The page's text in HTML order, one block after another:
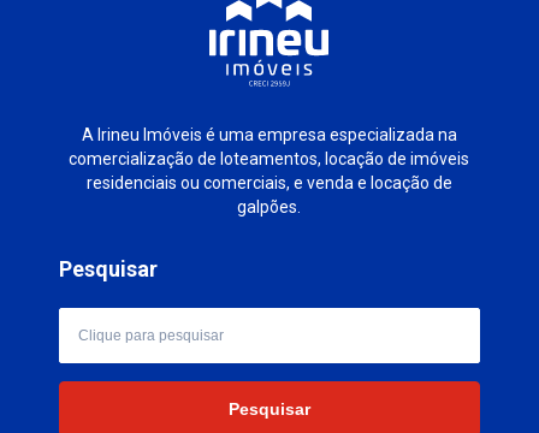
A Irineu Imóveis é uma empresa especializada na
comercialização de loteamentos, locação de imóveis
residenciais ou comerciais, e venda e locação de
galpões.
Pesquisar